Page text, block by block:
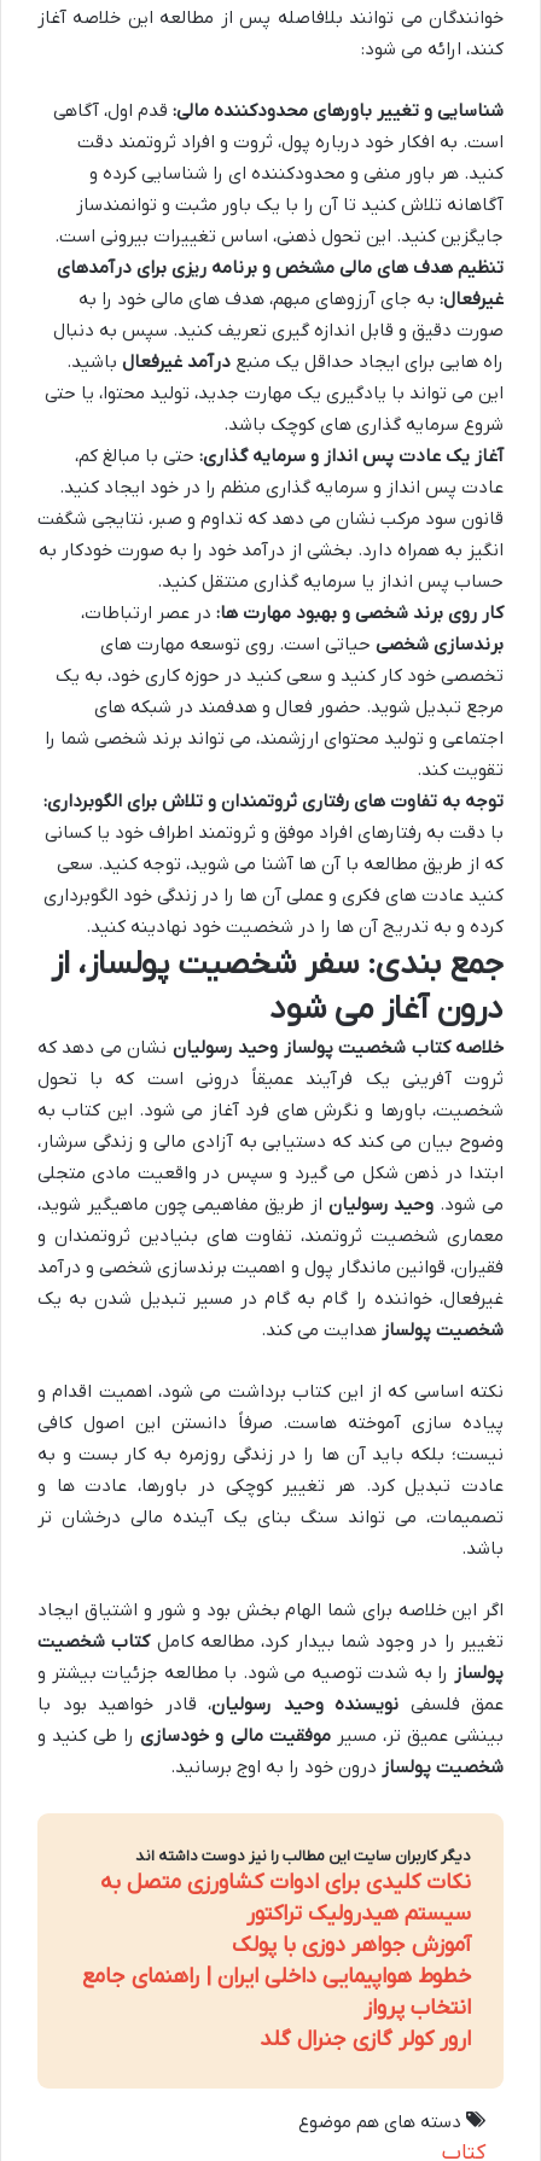
خوانندگان می توانند بلافاصله پس از مطالعه این خلاصه آغاز
کنند، ارائه می شود:
شناسایی و تغییر باورهای محدودکننده مالی: قدم اول، آگاهی
است. به افکار خود درباره پول، ثروت و افراد ثروتمند دقت
کنید. هر باور منفی و محدودکننده ای را شناسایی کرده و
آگاهانه تلاش کنید تا آن را با یک باور مثبت و توانمندساز
جایگزین کنید. این تحول ذهنی، اساس تغییرات بیرونی است.
تنظیم هدف های مالی مشخص و برنامه ریزی برای درآمدهای
غیرفعال: به جای آرزوهای مبهم، هدف های مالی خود را به
صورت دقیق و قابل اندازه گیری تعریف کنید. سپس به دنبال
راه هایی برای ایجاد حداقل یک منبع درآمد غیرفعال باشید.
این می تواند با یادگیری یک مهارت جدید، تولید محتوا، یا حتی
شروع سرمایه گذاری های کوچک باشد.
آغاز یک عادت پس انداز و سرمایه گذاری: حتی با مبالغ کم،
عادت پس انداز و سرمایه گذاری منظم را در خود ایجاد کنید.
قانون سود مرکب نشان می دهد که تداوم و صبر، نتایجی شگفت
انگیز به همراه دارد. بخشی از درآمد خود را به صورت خودکار به
حساب پس انداز یا سرمایه گذاری منتقل کنید.
کار روی برند شخصی و بهبود مهارت ها: در عصر ارتباطات،
برندسازی شخصی حیاتی است. روی توسعه مهارت های
تخصصی خود کار کنید و سعی کنید در حوزه کاری خود، به یک
مرجع تبدیل شوید. حضور فعال و هدفمند در شبکه های
اجتماعی و تولید محتوای ارزشمند، می تواند برند شخصی شما را
تقویت کند.
توجه به تفاوت های رفتاری ثروتمندان و تلاش برای الگوبرداری:
با دقت به رفتارهای افراد موفق و ثروتمند اطراف خود یا کسانی
که از طریق مطالعه با آن ها آشنا می شوید، توجه کنید. سعی
کنید عادت های فکری و عملی آن ها را در زندگی خود الگوبرداری
کرده و به تدریج آن ها را در شخصیت خود نهادینه کنید.
جمع بندی: سفر شخصیت پولساز، از
درون آغاز می شود
خلاصه کتاب شخصیت پولساز وحید رسولیان نشان می دهد که
ثروت آفرینی یک فرآیند عمیقاً درونی است که با تحول
شخصیت، باورها و نگرش های فرد آغاز می شود. این کتاب به
وضوح بیان می کند که دستیابی به آزادی مالی و زندگی سرشار،
ابتدا در ذهن شکل می گیرد و سپس در واقعیت مادی متجلی
می شود. وحید رسولیان از طریق مفاهیمی چون ماهیگیر شوید،
معماری شخصیت ثروتمند، تفاوت های بنیادین ثروتمندان و
فقیران، قوانین ماندگار پول و اهمیت برندسازی شخصی و درآمد
غیرفعال، خواننده را گام به گام در مسیر تبدیل شدن به یک
شخصیت پولساز هدایت می کند.
نکته اساسی که از این کتاب برداشت می شود، اهمیت اقدام و
پیاده سازی آموخته هاست. صرفاً دانستن این اصول کافی
نیست؛ بلکه باید آن ها را در زندگی روزمره به کار بست و به
عادت تبدیل کرد. هر تغییر کوچکی در باورها، عادت ها و
تصمیمات، می تواند سنگ بنای یک آینده مالی درخشان تر
باشد.
اگر این خلاصه برای شما الهام بخش بود و شور و اشتیاق ایجاد
تغییر را در وجود شما بیدار کرد، مطالعه کاملکتاب شخصیت
پولساز را به شدت توصیه می شود. با مطالعه جزئیات بیشتر و
عمق فلسفی نویسنده وحید رسولیان، قادر خواهید بود با
بینشی عمیق تر، مسیرموفقیت مالی و خودسازیرا طی کنید و
شخصیت پولساز درون خود را به اوج برسانید.
دیگر کاربران سایت این مطالب را نیز دوست داشته اند
نکات کلیدی برای ادوات کشاورزی متصل به
سیستم هیدرولیک تراکتور
آموزش جواهر دوزی با پولک
خطوط هواپیمایی داخلی ایران | راهنمای جامع
انتخاب پرواز
ارور کولر گازی جنرال گلد
دسته های هم موضوع
کتاب